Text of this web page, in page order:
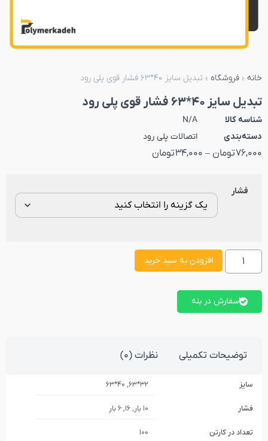
خانه » فروشگاه » تبدیل سایز 40*63 فشار قوی پلی رود
تبدیل سایز 40*63 فشار قوی پلی رود
شناسه کالا
N/A
دسته‌بندی
اتصالات پلی رود
76,000تومان –
34,000تومان
فشار
افزودن به سبد خرید
سفارش در بله
توضیحات تکمیلی نظرات (0)
سایز 32*63, 40*63
فشار 10 بار, 16, 6 بار
تعداد در کارتن 100